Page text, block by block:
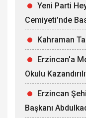
Yeni Parti
Cemiyeti’nde
Kahraman
Erzincan'a
Okulu
Erzincan
Başkanı